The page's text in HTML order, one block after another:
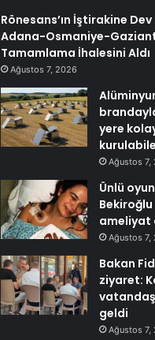
Rönesans’ın İştirakine
Adana-Osmaniye-
Tamamlama İhalesini Aldı
Ağustos 7, 2026
yere
Ağustos 7,
Ünlü
ameliyat
Ağustos 7,
Bakan
ziyaret:
geldi
Ağustos 7,